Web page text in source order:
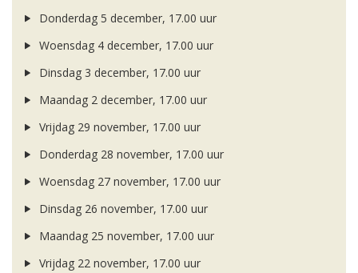
Donderdag 5 december, 17.00 uur
Woensdag 4 december, 17.00 uur
Dinsdag 3 december, 17.00 uur
Maandag 2 december, 17.00 uur
Vrijdag 29 november, 17.00 uur
Donderdag 28 november, 17.00 uur
Woensdag 27 november, 17.00 uur
Dinsdag 26 november, 17.00 uur
Maandag 25 november, 17.00 uur
Vrijdag 22 november, 17.00 uur